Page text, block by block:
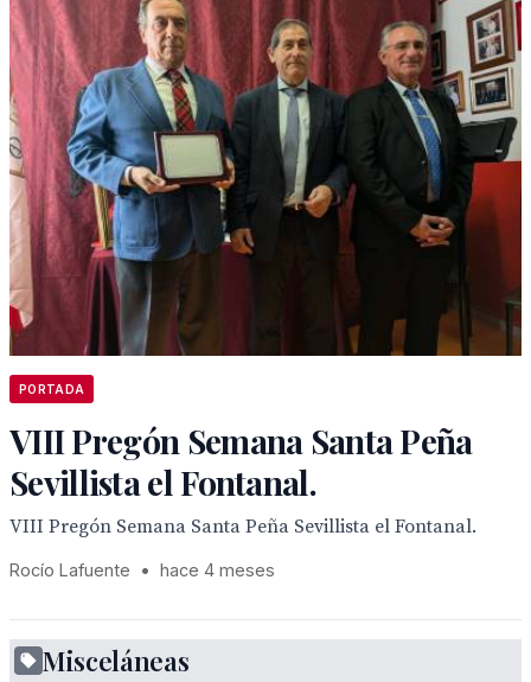
PORTADA
VIII Pregón Semana Santa Peña
Sevillista el Fontanal.
VIII Pregón Semana Santa Peña Sevillista el Fontanal.
Rocío Lafuente • hace 4 meses
Misceláneas